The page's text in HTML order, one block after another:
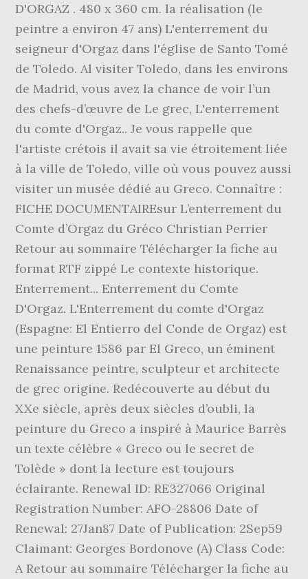
D'ORGAZ . 480 x 360 cm. la réalisation (le
peintre a environ 47 ans) L'enterrement du
seigneur d'Orgaz dans l'église de Santo Tomé
de Toledo. Al visiter Toledo, dans les environs
de Madrid, vous avez la chance de voir l’un
des chefs-d’œuvre de Le grec, L'enterrement
du comte d'Orgaz.. Je vous rappelle que
l'artiste crétois il avait sa vie étroitement liée
à la ville de Toledo, ville où vous pouvez aussi
visiter un musée dédié au Greco. Connaître :
FICHE DOCUMENTAIREsur L’enterrement du
Comte d’Orgaz du Gréco Christian Perrier
Retour au sommaire Télécharger la fiche au
format RTF zippé Le contexte historique.
Enterrement... Enterrement du Comte
D'Orgaz. L'Enterrement du comte d'Orgaz
(Espagne: El Entierro del Conde de Orgaz) est
une peinture 1586 par El Greco, un éminent
Renaissance peintre, sculpteur et architecte
de grec origine. Redécouverte au début du
XXe siècle, après deux siècles d’oubli, la
peinture du Greco a inspiré à Maurice Barrès
un texte célèbre « Greco ou le secret de
Tolède » dont la lecture est toujours
éclairante. Renewal ID: RE327066 Original
Registration Number: AFO-28806 Date of
Renewal: 27Jan87 Date of Publication: 2Sep59
Claimant: Georges Bordonove (A) Class Code:
A Retour au sommaire Télécharger la fiche au